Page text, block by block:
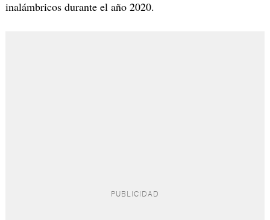
inalámbricos durante el año 2020.